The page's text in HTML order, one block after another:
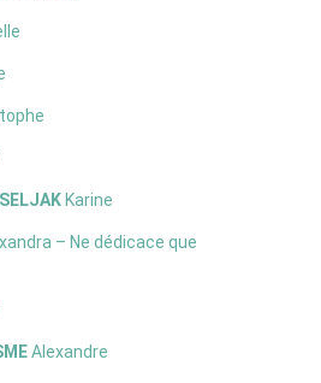
Karine
– Ne dédicace que
Alexandre